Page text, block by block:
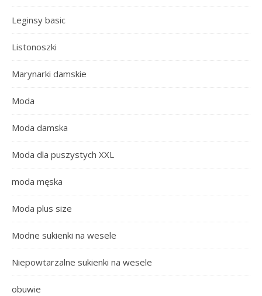
Leginsy basic
Listonoszki
Marynarki damskie
Moda
Moda damska
Moda dla puszystych XXL
moda męska
Moda plus size
Modne sukienki na wesele
Niepowtarzalne sukienki na wesele
obuwie